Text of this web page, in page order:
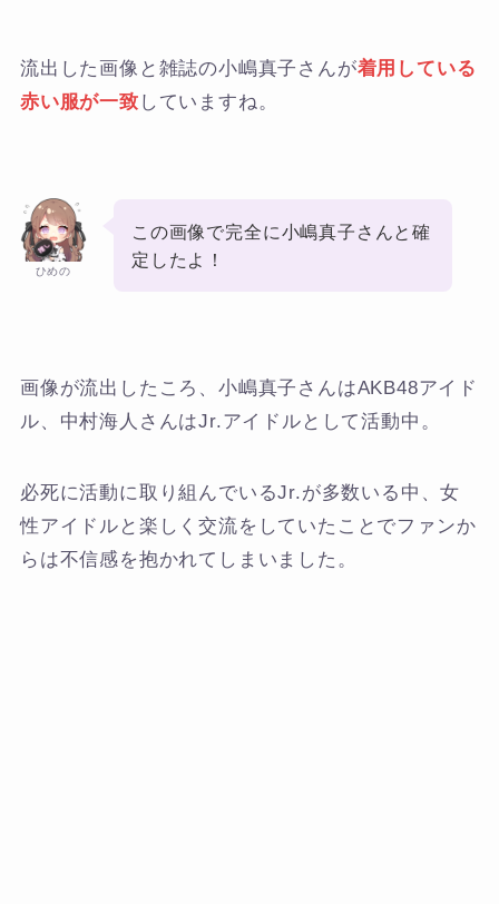
流出した画像と雑誌の小嶋真子さんが着用している
赤い服が一致 していますね。
ひめの
この画像で完全に小嶋真子さんと確
定したよ！
画像が流出したころ、小嶋真子さんはAKB48アイド
ル、中村海人さんはJr.アイドルとして活動中。
必死に活動に取り組んでいるJr.が多数いる中、女
性アイドルと楽しく交流をしていたことでファンか
らは不信感を抱かれてしまいました。